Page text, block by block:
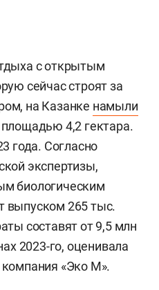
с открытым
сейчас строят за
на Казанке намыли
4,2 гектара.
года. Согласно
экспертизы,
биологическим
выпуском 265 тыс.
составят от 9,5 млн
2023-го, оценивала
компания «Эко М».